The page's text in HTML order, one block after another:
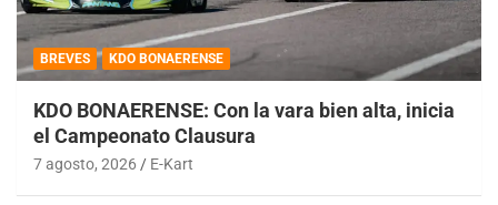
BREVES KDO BONAERENSE
KDO BONAERENSE: Con la vara bien alta, inicia
el Campeonato Clausura
7 agosto, 2026 E-Kart